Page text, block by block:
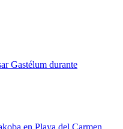
Gastélum durante
en Playa del Carmen